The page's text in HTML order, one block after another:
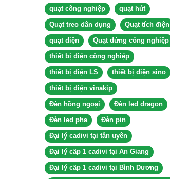
quạt công nghiệp quạt hút
Quạt treo dân dụng Quạt tích điện
quạt điện Quạt đứng công nghiệp
thiết bị điện công nghiệp
thiết bị điện LS thiết bị điện sino
thiết bị điện vinakip
Đèn hồng ngoại Đèn led dragon
Đèn led pha Đèn pin
Đại lý cadivi tại tân uyên
Đại lý cấp 1 cadivi tại An Giang
Đại lý cấp 1 cadivi tại Bình Dương